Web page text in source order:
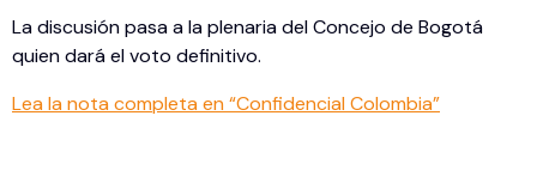
La discusión pasa a la plenaria del Concejo de Bogotá
quien dará el voto definitivo.
Lea la nota completa en “Confidencial Colombia”